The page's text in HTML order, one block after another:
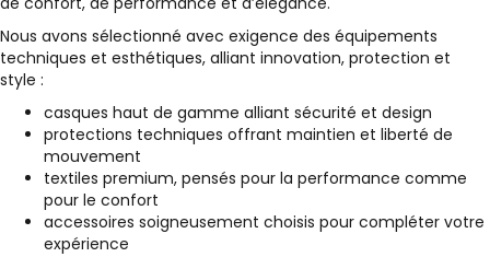
Nous avons sélectionné avec exigence des équipements
techniques et esthétiques, alliant innovation, protection et
style :
casques haut de gamme alliant sécurité et design
protections techniques offrant maintien et liberté de
mouvement
textiles premium, pensés pour la performance comme
pour le confort
accessoires soigneusement choisis pour compléter votre
expérience